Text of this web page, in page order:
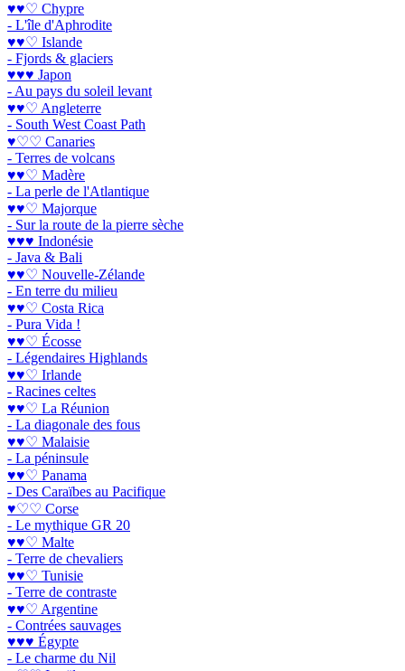
♥♥♡ Chypre
- L'île d'Aphrodite
♥♥♡ Islande
- Fjords & glaciers
♥♥♥ Japon
- Au pays du soleil levant
♥♥♡ Angleterre
- South West Coast Path
♥♡♡ Canaries
- Terres de volcans
♥♥♡ Madère
- La perle de l'Atlantique
♥♥♡ Majorque
- Sur la route de la pierre sèche
♥♥♥ Indonésie
- Java & Bali
♥♥♡ Nouvelle-Zélande
- En terre du milieu
♥♥♡ Costa Rica
- Pura Vida !
♥♥♡ Écosse
- Légendaires Highlands
♥♥♡ Irlande
- Racines celtes
♥♥♡ La Réunion
- La diagonale des fous
♥♥♡ Malaisie
- La péninsule
♥♥♡ Panama
- Des Caraïbes au Pacifique
♥♡♡ Corse
- Le mythique GR 20
♥♥♡ Malte
- Terre de chevaliers
♥♥♡ Tunisie
- Terre de contraste
♥♥♡ Argentine
- Contrées sauvages
♥♥♥ Égypte
- Le charme du Nil